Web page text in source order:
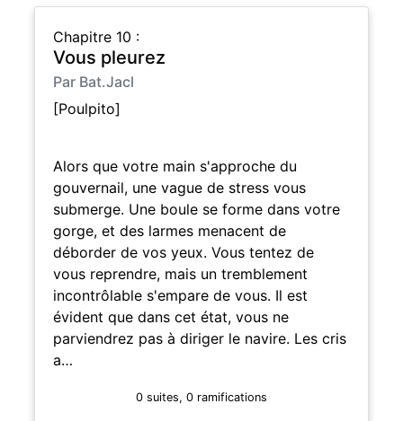
Chapitre 10 :
Vous pleurez
Par Bat.Jacl
[Poulpito]
Alors que votre main s'approche du
gouvernail, une vague de stress vous
submerge. Une boule se forme dans votre
gorge, et des larmes menacent de
déborder de vos yeux. Vous tentez de
vous reprendre, mais un tremblement
incontrôlable s'empare de vous. Il est
évident que dans cet état, vous ne
parviendrez pas à diriger le navire. Les cris
a…
0 suites, 0 ramifications